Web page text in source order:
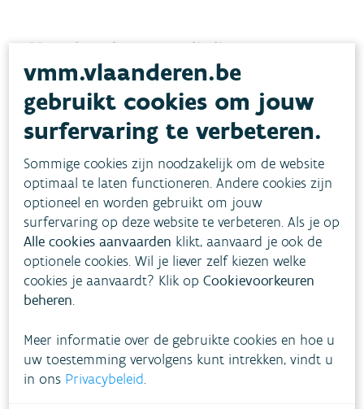
Meer bergingscapaciteit
Minister Demir trok naar Sint-Pieters-Leeuw en
stak zelf mee de handen uit de mouwen om het
overstromingsgevaar te verminderen. “Sint-
Pieters-Leeuw werd al verschillende keren zwaar
getroffen door overstromingen, vooral in 2010 en
2016. Ook in periodes van droogte heeft de
Zuunbeek problemen. Dan is er vissterfte,
botulisme enblauwalgen
door het ondiepe
water. Met deze ingrepen voorkomen we dat die
problemen zich in de toekomst opnieuw
De Vlaamse Milieumaatschappij is al jaren bezig
vmm.vlaanderen.be
gebruikt cookies om jouw
surfervaring te verbeteren.
Sommige cookies zijn noodzakelijk om de website
optimaal te laten functioneren. Andere cookies zijn
optioneel en worden gebruikt om jouw
surfervaring op deze website te verbeteren. Als je op
Alle cookies aanvaarden klikt, aanvaard je ook de
optionele cookies. Wil je liever zelf kiezen welke
cookies je aanvaardt? Klik opCookievoorkeuren
beheren.
Meer informatie over de gebruikte cookies en hoe u
uw toestemming vervolgens kunt intrekken, vindt u
in ons Privacybeleid.